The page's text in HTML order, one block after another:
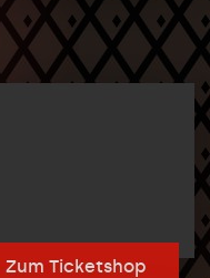
Zum Ticketshop